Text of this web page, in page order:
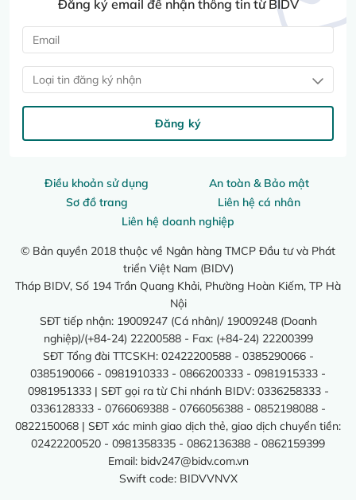
Điều khoản sử dụng
An toàn & Bảo mật
Sơ đồ trang
Liên hệ cá nhân
Liên hệ doanh nghiệp
© Bản quyền 2018 thuộc về Ngân hàng TMCP Đầu tư và Phát
triển Việt Nam (BIDV)
Tháp BIDV, Số 194 Trần Quang Khải, Phường Hoàn Kiếm, TP Hà
Nội
SĐT tiếp nhận: 19009247 (Cá nhân)/ 19009248 (Doanh
nghiệp)/(+84-24) 22200588 - Fax: (+84-24) 22200399
SĐT Tổng đài TTCSKH: 02422200588 - 0385290066 -
0385190066 - 0981910333 - 0866200333 - 0981915333 -
0981951333 | SĐT gọi ra từ Chi nhánh BIDV: 0336258333 -
0336128333 - 0766069388 - 0766056388 - 0852198088 -
0822150068 | SĐT xác minh giao dịch thẻ, giao dịch chuyển tiền:
02422200520 - 0981358335 - 0862136388 - 0862159399
Email: bidv247@bidv.com.vn
Swift code: BIDVVNVX
Đăng ký email để nhận thông tin từ BIDV
Loại tin đăng ký nhận
Đăng ký